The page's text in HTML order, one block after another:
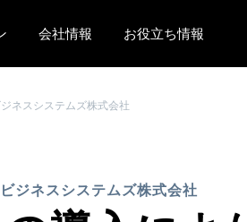
会社情報 お役立ち情報
Canada (Français)
ネスシステムズ株式会社
ジネスシステムズ株式会社